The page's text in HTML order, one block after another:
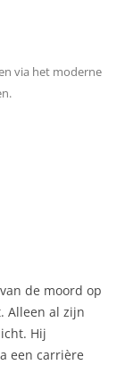
via het moderne
de moord op
Alleen al zijn
Hij
een carrière